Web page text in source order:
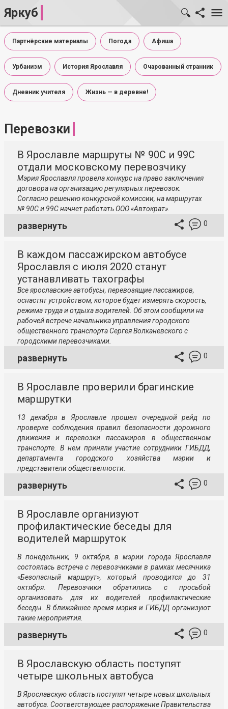
Яркуб
Партнёрские материалы Погода Афиша
Урбанизм История Ярославля Очарованный странник
Дневник учителя Жизнь — в деревне!
Перевозки
В Ярославле маршруты № 90С и 99С
отдали московскому перевозчику
Мэрия Ярославля провела конкурс на право заключения
договора на организацию регулярных перевозок.
Согласно решению конкурсной комиссии, на маршрутах
№ 90С и 99С начнет работать ООО «Автократ».
развернуть 0
В каждом пассажирском автобусе
Ярославля с июля 2020 станут
устанавливать тахографы
Все ярославские автобусы, перевозящие пассажиров,
оснастят устройством, которое будет измерять скорость,
режима труда и отдыха водителей. Об этом сообщили на
рабочей встрече начальника управления городского
общественного транспорта Сергея Волканевского с
городскими перевозчиками.
развернуть 0
В Ярославле проверили брагинские
маршрутки
13 декабря в Ярославле прошел очередной рейд по
проверке соблюдения правил безопасности дорожного
движения и перевозки пассажиров в общественном
транспорте. В нем приняли участие сотрудники ГИБДД,
департамента городского хозяйства мэрии и
представители общественности.
развернуть 0
В Ярославле организуют
профилактические беседы для
водителей маршруток
В понедельник, 9 октября, в мэрии города Ярославля
состоялась встреча с перевозчиками в рамках месячника
«Безопасный маршрут», который проводится до 31
октября. Перевозчики обратились с просьбой
организовать для их водителей профилактические
беседы. В ближайшее время мэрия и ГИБДД организуют
такие мероприятия.
развернуть 0
В Ярославскую область поступят
четыре школьных автобуса
В Ярославскую область поступят четыре новых школьных
автобуса. Соответствующее распоряжение Правительства